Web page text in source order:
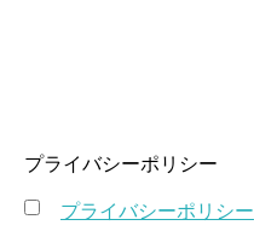
プライバシーポリシー
プライバシーポリシー